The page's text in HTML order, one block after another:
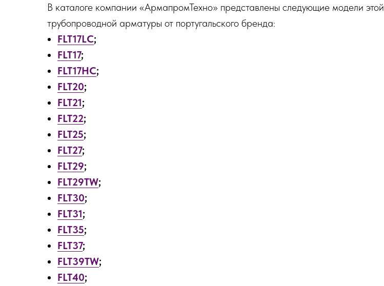
В каталоге компании «АрмапромТехно» представлены следующие модели этой
трубопроводной арматуры от португальского бренда:
FLT17LC;
FLT17;
FLT17HC;
FLT20;
FLT21;
FLT22;
FLT25;
FLT27;
FLT29;
FLT29TW;
FLT30;
FLT31;
FLT35;
FLT37;
FLT39TW;
FLT40;